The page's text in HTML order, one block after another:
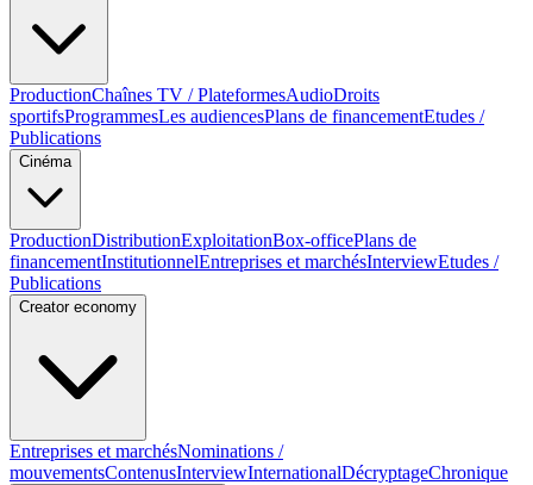
ProductionChaînes TV / PlateformesAudioDroits
sportifsProgrammesLes audiencesPlans de financementEtudes /
Publications
Cinéma
ProductionDistributionExploitationBox-officePlans de
financementInstitutionnelEntreprises et marchésInterviewEtudes /
Publications
Creator economy
Entreprises et marchésNominations /
mouvementsContenusInterviewInternationalDécryptageChronique